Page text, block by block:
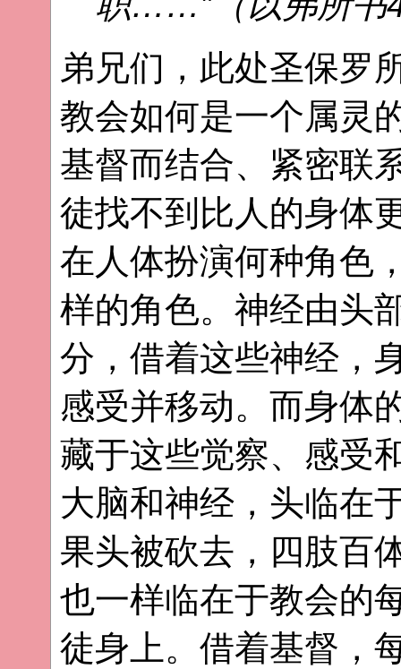
弟兄们，此处圣保罗
教会如何是一个属灵
基督而结合、紧密联
徒找不到比人的身体
在人体扮演何种角色
样的角色。神经由头
分，借着这些神经，
感受并移动。而身体
藏于这些觉察、感受
大脑和神经，头临在
果头被砍去，四肢百
也一样临在于教会的
徒身上。借着基督，